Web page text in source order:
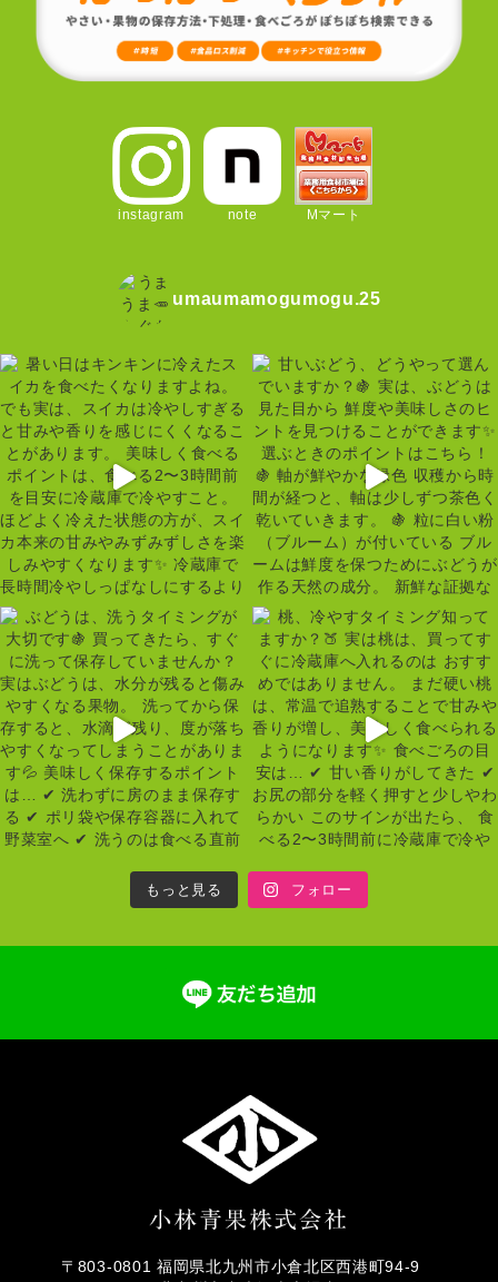
instagram note Mマート
umaumamogumogu.25
もっと見る フォロー
〒803-0801 福岡県北九州市小倉北区西港町94-9